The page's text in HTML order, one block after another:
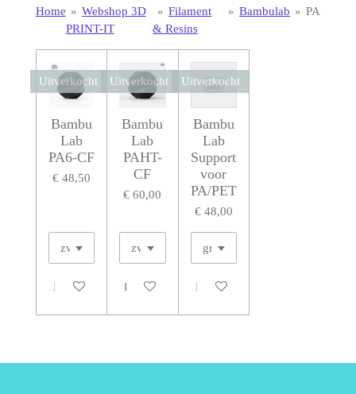
Home » Webshop 3D
PRINT-IT
» Filament
& Resins
» Bambulab » PA
Uitverkocht
Bambu
Lab
PA6-CF
€ 48,50
Houd mij op de hoogte
Uitverkocht
Bambu
Lab
PAHT-
CF
€ 60,00
Houd mij op de hoogte
Uitverkocht
Bambu
Lab
Support
voor
PA/PET
€ 48,00
Houd mij op de hoogte